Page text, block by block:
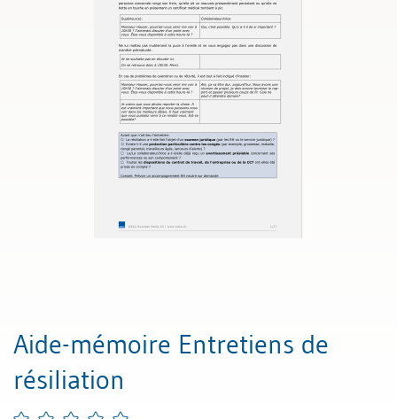
Aide-mémoire Entretiens de
résiliation